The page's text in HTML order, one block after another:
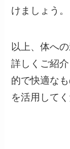
けましょう。
以上、体へ
詳しくご紹
的で快適な
を活用してく